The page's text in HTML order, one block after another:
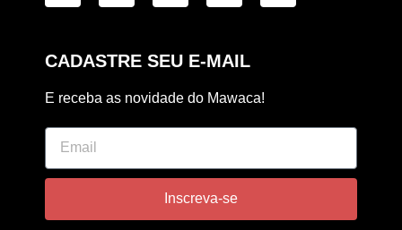
CADASTRE SEU E-MAIL
E receba as novidade do Mawaca!
Inscreva-se